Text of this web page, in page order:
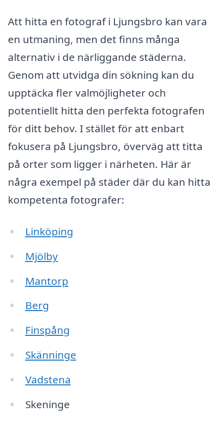
Att hitta en fotograf i Ljungsbro kan vara
en utmaning, men det finns många
alternativ i de närliggande städerna.
Genom att utvidga din sökning kan du
upptäcka fler valmöjligheter och
potentiellt hitta den perfekta fotografen
för ditt behov. I stället för att enbart
fokusera på Ljungsbro, överväg att titta
på orter som ligger i närheten. Här är
några exempel på städer där du kan hitta
kompetenta fotografer:
Linköping
Mjölby
Mantorp
Berg
Finspång
Skänninge
Vadstena
Skeninge